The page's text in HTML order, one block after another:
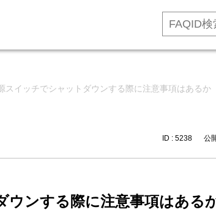
スイッチでシャットダウンする際に注意事項はあるか
ID : 5238 公
ウンする際に注意事項はある